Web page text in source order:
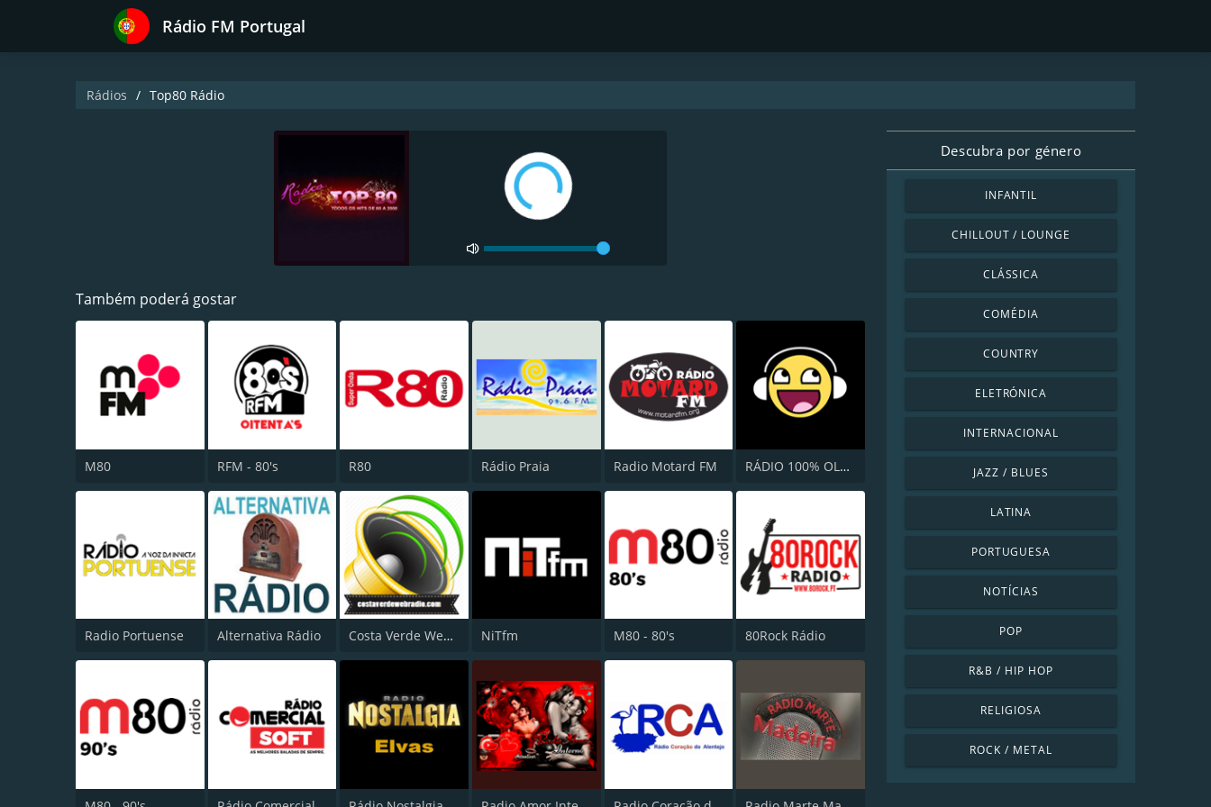
Rádio FM Portugal
Rádios Top80 Rádio
Também poderá gostar
M80 RFM - 80's R80 Rádio Praia Radio Motard FM RÁDIO 100% OLDIES
Radio Portuense Alternativa Rádio Costa Verde Web Radio NiTfm M80 - 80's 80Rock Rádio
Descubra por género
INFANTIL
CHILLOUT / LOUNGE
CLÁSSICA
COMÉDIA
COUNTRY
ELETRÓNICA
INTERNACIONAL
JAZZ / BLUES
LATINA
PORTUGUESA
NOTÍCIAS
POP
R&B / HIP HOP
RELIGIOSA
ROCK / METAL